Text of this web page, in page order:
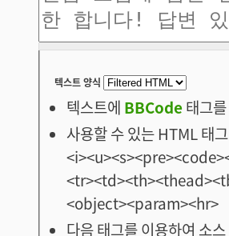
텍스트 양식
텍스트에 BBCode태그
사용할 수 있는 HTML
<object><param><hr>
다음 태그를 이용하여 소